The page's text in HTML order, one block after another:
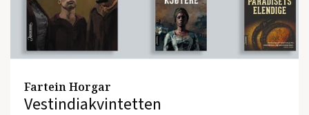
Fartein Horgar
Vestindiakvintetten